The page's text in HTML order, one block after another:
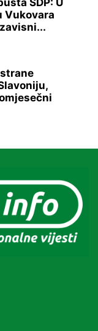
SDP: U
Vukovara